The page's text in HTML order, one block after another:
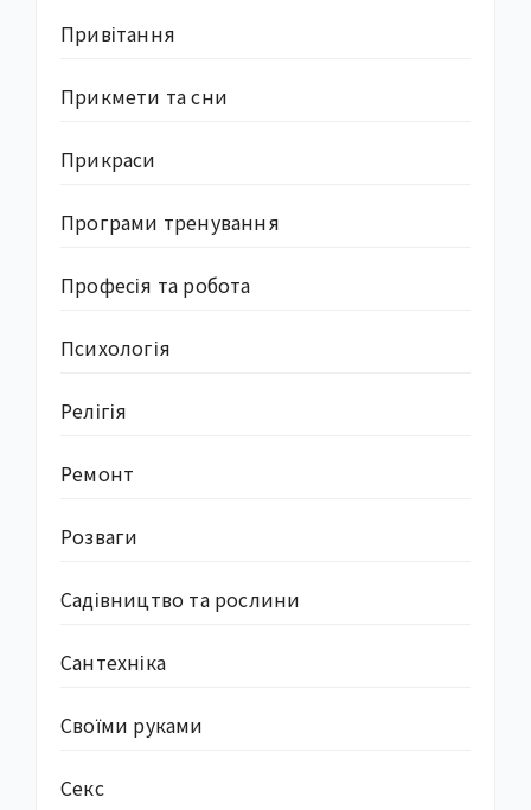
Привітання
Прикмети та сни
Прикраси
Програми тренування
Професія та робота
Психологія
Релігія
Ремонт
Розваги
Садівництво та рослини
Сантехніка
Своїми руками
Секс